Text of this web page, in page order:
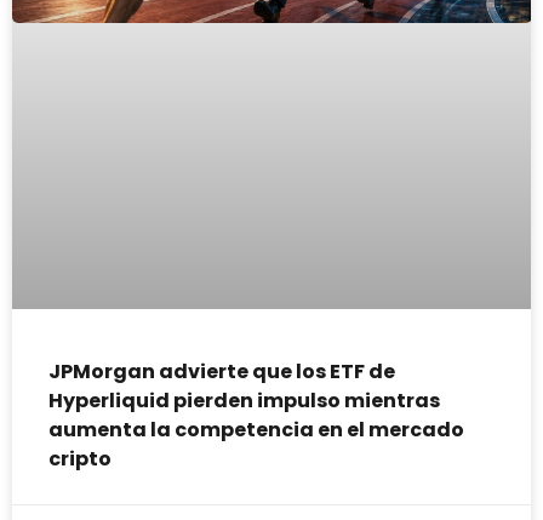
JPMorgan advierte que los ETF de
Hyperliquid pierden impulso mientras
aumenta la competencia en el mercado
cripto